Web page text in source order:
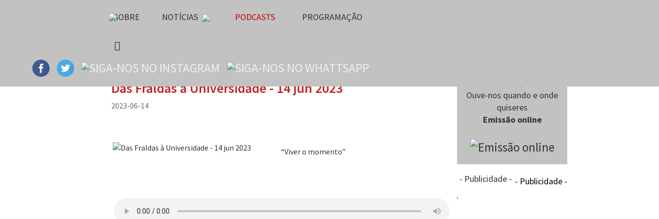
SOBRE NOTÍCIAS PODCASTS PROGRAMAÇÃO
Das Fraldas à Universidade - 14 jun 2023
2023-06-14
“Viver o momento”
Ouve-nos quando e onde
quiseres
Emissão online
- Publicidade - - Publicidade -